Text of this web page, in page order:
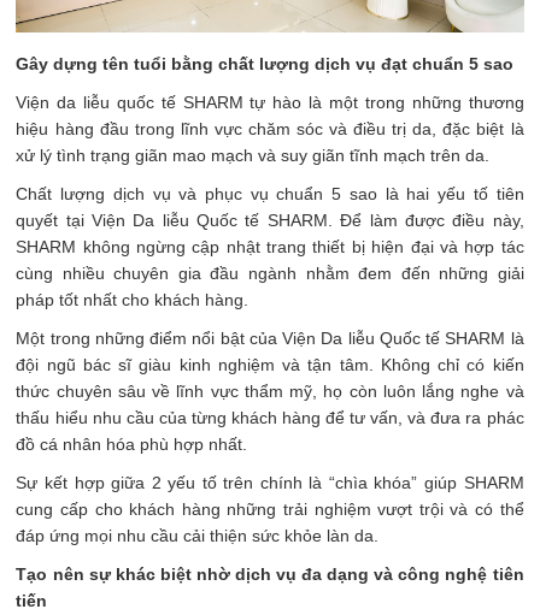
Gây dựng tên tuổi bằng chất lượng dịch vụ đạt chuẩn 5 sao
Viện da liễu quốc tế SHARM tự hào là một trong những thương
hiệu hàng đầu trong lĩnh vực chăm sóc và điều trị da, đặc biệt là
xử lý tình trạng giãn mao mạch và suy giãn tĩnh mạch trên da.
Chất lượng dịch vụ và phục vụ chuẩn 5 sao là hai yếu tố tiên
quyết tại Viện Da liễu Quốc tế SHARM. Để làm được điều này,
SHARM không ngừng cập nhật trang thiết bị hiện đại và hợp tác
cùng nhiều chuyên gia đầu ngành nhằm đem đến những giải
pháp tốt nhất cho khách hàng.
Một trong những điểm nổi bật của Viện Da liễu Quốc tế SHARM là
đội ngũ bác sĩ giàu kinh nghiệm và tận tâm. Không chỉ có kiến
thức chuyên sâu về lĩnh vực thẩm mỹ, họ còn luôn lắng nghe và
thấu hiểu nhu cầu của từng khách hàng để tư vấn, và đưa ra phác
đồ cá nhân hóa phù hợp nhất.
Sự kết hợp giữa 2 yếu tố trên chính là “chìa khóa” giúp SHARM
cung cấp cho khách hàng những trải nghiệm vượt trội và có thể
đáp ứng mọi nhu cầu cải thiện sức khỏe làn da.
Tạo nên sự khác biệt nhờ dịch vụ đa dạng và công nghệ tiên
tiến